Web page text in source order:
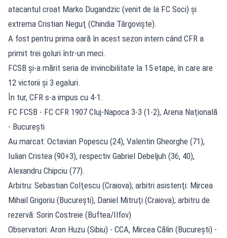
atacantul croat Marko Dugandzic (venit de la FC Soci) şi
extrema Cristian Neguţ (Chindia Târgovişte).
A fost pentru prima oară în acest sezon intern când CFR a
primit trei goluri într-un meci.
FCSB şi-a mărit seria de invincibilitate la 15 etape, în care are
12 victorii şi 3 egaluri.
În tur, CFR s-a impus cu 4-1.
FC FCSB - FC CFR 1907 Cluj-Napoca 3-3 (1-2), Arena Naţională
- Bucureşti
Au marcat: Octavian Popescu (24), Valentin Gheorghe (71),
Iulian Cristea (90+3), respectiv Gabriel Debeljuh (36, 40),
Alexandru Chipciu (77).
Arbitru: Sebastian Colţescu (Craiova); arbitri asistenţi: Mircea
Mihail Grigoriu (Bucureşti), Daniel Mitruţi (Craiova); arbitru de
rezervă: Sorin Costreie (Buftea/Ilfov)
Observatori: Aron Huzu (Sibiu) - CCA, Mircea Călin (Bucureşti) -